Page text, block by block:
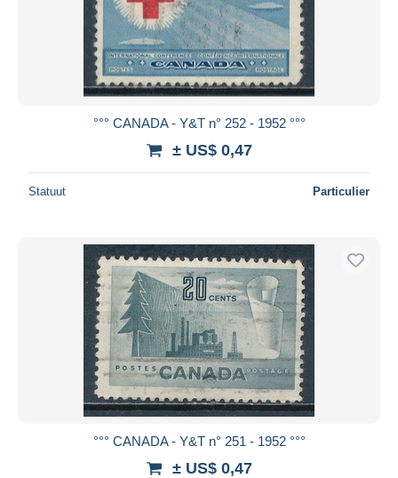
°°° CANADA - Y&T n° 252 - 1952 °°°
± US$ 0,47
Statuut Particulier
°°° CANADA - Y&T n° 251 - 1952 °°°
± US$ 0,47